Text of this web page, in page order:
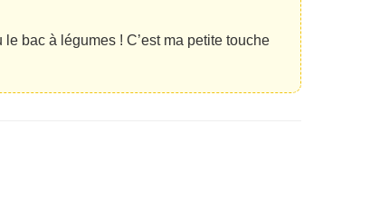
bac à légumes ! C’est ma petite touche